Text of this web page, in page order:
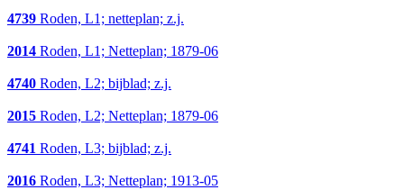
4739 Roden, L1; netteplan; z.j.
2014 Roden, L1; Netteplan; 1879-06
4740 Roden, L2; bijblad; z.j.
2015 Roden, L2; Netteplan; 1879-06
4741 Roden, L3; bijblad; z.j.
2016 Roden, L3; Netteplan; 1913-05